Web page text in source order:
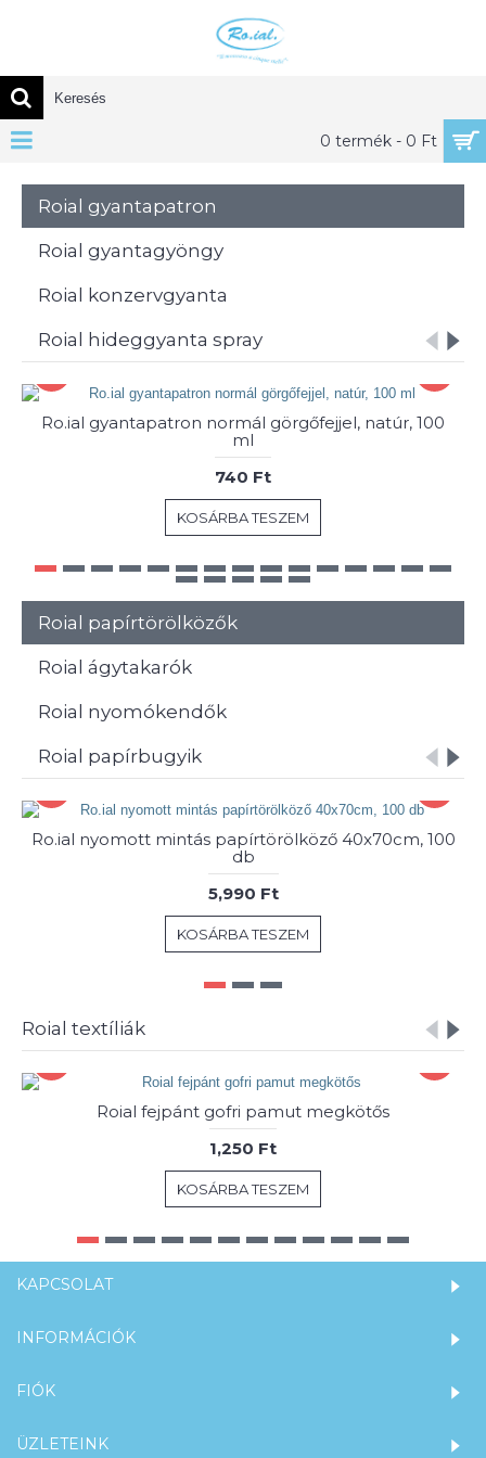
0 termék - 0 Ft
Roial gyantapatron
Roial gyantagyöngy
Roial konzervgyanta
Roial hideggyanta spray
Ro.ial gyantapatron normál görgőfejjel, natúr, 100
ml
740 Ft
KOSÁRBA TESZEM
Roial papírtörölközők
Roial ágytakarók
Roial nyomókendők
Roial papírbugyik
Ro.ial nyomott mintás papírtörölköző 40x70cm, 100
db
5,990 Ft
KOSÁRBA TESZEM
Roial textíliák
Roial fejpánt gofri pamut megkötős
1,250 Ft
KOSÁRBA TESZEM
KAPCSOLAT
INFORMÁCIÓK
FIÓK
ÜZLETEINK